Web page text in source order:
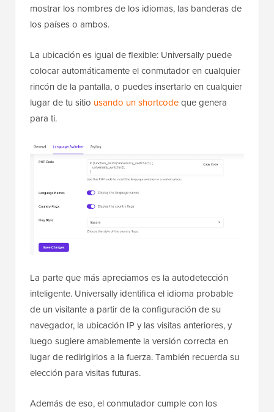
mostrar los nombres de los idiomas, las banderas de
los países o ambos.
La ubicación es igual de flexible: Universally puede
colocar automáticamente el conmutador en cualquier
rincón de la pantalla, o puedes insertarlo en cualquier
lugar de tu sitio usando un shortcodeque genera
para ti.
La parte que más apreciamos es la autodetección
inteligente. Universally identifica el idioma probable
de un visitante a partir de la configuración de su
navegador, la ubicación IP y las visitas anteriores, y
luego sugiere amablemente la versión correcta en
lugar de redirigirlos a la fuerza. También recuerda su
elección para visitas futuras.
Además de eso, el conmutador cumple con los